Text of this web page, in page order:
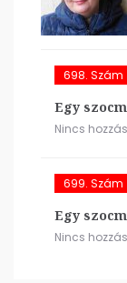
698. Szám
Egy
Nincs
699. Szám
Egy
Nincs